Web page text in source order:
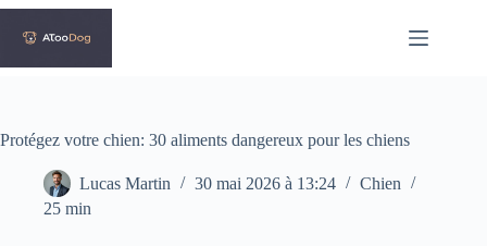
Passer
contenu
Protégez votre chien: 30 aliments dangereux pour les chiens
Lucas Martin 30 mai 2026 à 13:24
Chien
25 min